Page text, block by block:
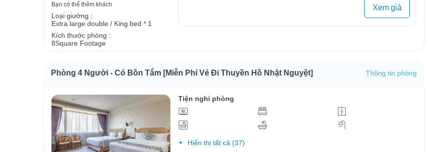
Bạn có thể thêm khách
Loại giường :
Extra large double / King bed * 1
Kích thước phòng :
8Square Footage
Xem giá
Phòng 4 Người - Có Bồn Tắm [Miễn Phí Vé Đi Thuyền Hồ Nhật Nguyệt] Thông tin phòng
Tiện nghi phòng
Hiển thị tất cả (37)